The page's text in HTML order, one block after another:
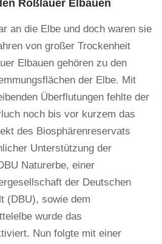
Roßlauer Elbauen
an die Elbe und doch waren sie
von großer Trockenheit
Elbauen gehören zu den
der Elbe. Mit
Überflutungen fehlte der
noch bis vor kurzem das
des Biosphärenreservats
Unterstützung der
Naturerbe, einer
der Deutschen
(DBU), sowie dem
wurde das
Nun folgte mit einer